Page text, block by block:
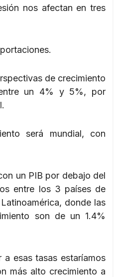
nos afectan en tres
de crecimiento
un 4% y 5%, por
será mundial, con
un PIB por debajo del
entre los 3 países de
donde las
son de un 1.4%
a esas tasas estaríamos
más alto crecimiento a